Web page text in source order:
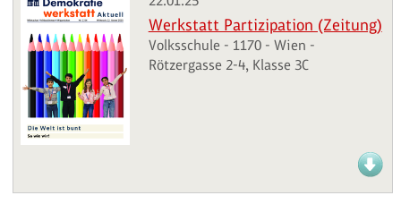
Werkstatt Partizipation (Zeitung)
Volksschule - 1170 - Wien -
Rötzergasse 2-4, Klasse 3C